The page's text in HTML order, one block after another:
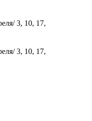
3, 10, 17,
3, 10, 17,